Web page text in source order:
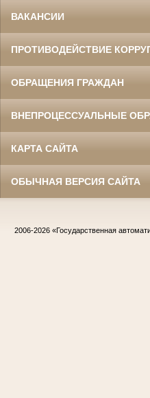
ВАКАНСИИ
ПРОТИВОДЕЙСТВИЕ
ОБРАЩЕНИЯ ГРАЖДАН
ВНЕПРОЦЕССУАЛЬНЫЕ
КАРТА САЙТА
ОБЫЧНАЯ ВЕРСИЯ САЙТА
2006-2026 «Государственная